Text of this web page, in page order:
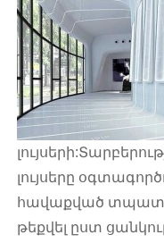
լույսերը
հավաքված
թեքվել ըստ